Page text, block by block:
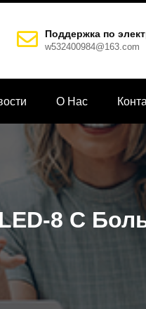
Поддержка по
w532400984@163.com
О Hас
8 С